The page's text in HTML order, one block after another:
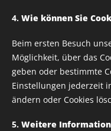
Breite
ab1,00€
zzgl. Versandkosten
4. Wie können Sie
Beim ersten Besuch
Möglichkeit, über das
geben oder bestimmte
Einstellungen jederzeit
ändern oder Cookies
5. Weitere